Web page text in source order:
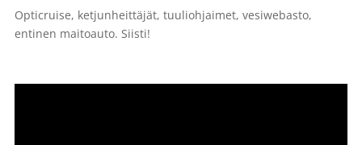
Opticruise, ketjunheittäjät, tuuliohjaimet, vesiwebasto,
entinen maitoauto. Siisti!